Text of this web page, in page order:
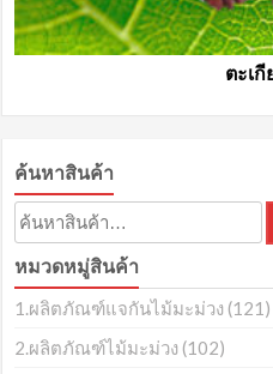
ตะเ
ค้นหาสินค้า
ค้นหา:
หมวดหมู่สินค้า
1.ผลิตภัณฑ์แจกันไม้มะม่วง (121)
2.ผลิตภัณฑ์ไม้มะม่วง (102)